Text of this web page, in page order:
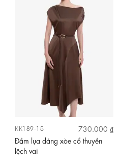
KK189-15
730.000 ₫
Đầm lụa dáng xòe cổ thuyền
lệch vai